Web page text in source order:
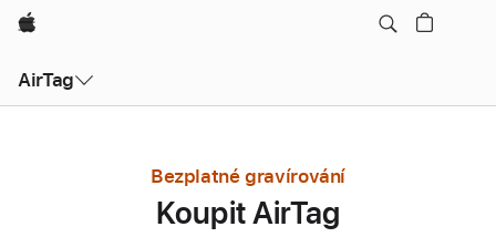
Apple
AirTag
Bezplatné gravírování
Koupit AirTag